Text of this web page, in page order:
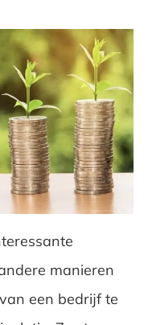
manieren
een bedrijf te